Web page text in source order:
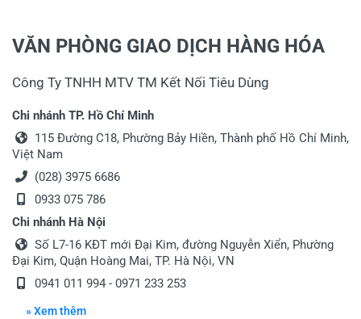
VĂN PHÒNG GIAO DỊCH HÀNG HÓA
Công Ty TNHH MTV TM Kết Nối Tiêu Dùng
Chi nhánh TP. Hồ Chí Minh
115 Đường C18, Phường Bảy Hiền, Thành phố Hồ Chí Minh,
Việt Nam
(028) 3975 6686
0933 075 786
Chi nhánh Hà Nội
Số L7-16 KĐT mới Đại Kim, đường Nguyễn Xiển, Phường
Đại Kim, Quận Hoàng Mai, TP. Hà Nội, VN
0941 011 994 - 0971 233 253
» Xem thêm